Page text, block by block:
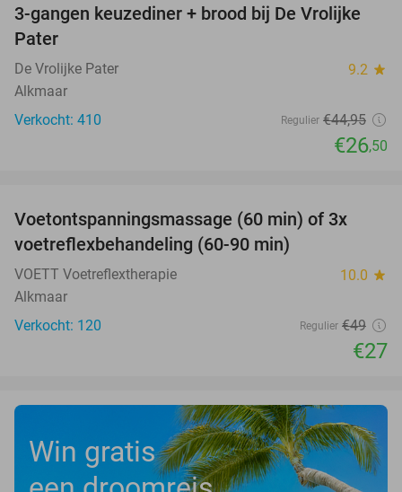
41%
3-gangen keuzediner + brood bij De Vrolijke
Pater
De Vrolijke Pater 9.2 star
Alkmaar
Verkocht: 410
Regulier €44,95
€26,50
45%
OUT
Voetontspanningsmassage (60 min) of 3x
voetreflexbehandeling (60-90 min)
VOETT Voetreflextherapie 10.0 star
Alkmaar
Verkocht: 120
Regulier €49
€27
Win gratis